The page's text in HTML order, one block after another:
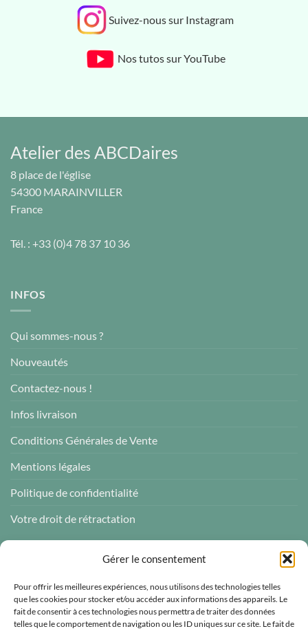
Gérer le consentement
Pour offrir les meilleures expériences, nous utilisons des technologies telles
que les cookies pour stocker et/ou accéder aux informations des appareils. Le
fait de consentir à ces technologies nous permettra de traiter des données
telles que le comportement de navigation ou les ID uniques sur ce site. Le fait de
Suivez-nous sur Instagram
Nos tutos sur YouTube
Atelier des ABCDaires
8 place de l'église
54300 MARAINVILLER
France
Tél. : +33 (0)4 78 37 10 36
INFOS
Qui sommes-nous ?
Nouveautés
Contactez-nous !
Infos livraison
Conditions Générales de Vente
Mentions légales
Politique de confidentialité
Votre droit de rétractation